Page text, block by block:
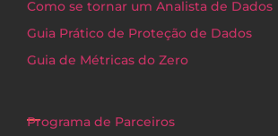
Como se tornar um Analista de Dados
Guia Prático de Proteção de Dados
Guia de Métricas do Zero
Programa de Parceiros